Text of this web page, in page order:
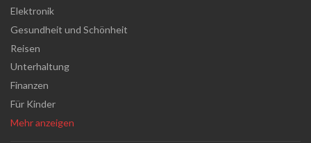
Elektronik
Gesundheit und Schönheit
Reisen
Unterhaltung
Finanzen
Für Kinder
Mehr anzeigen